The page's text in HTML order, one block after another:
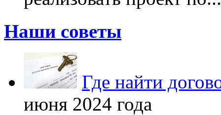
Наши советы
Где найти
июня 2024 года